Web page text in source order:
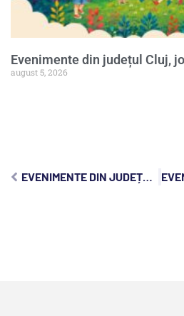
Evenimente din județul Cluj,
august 5, 2026